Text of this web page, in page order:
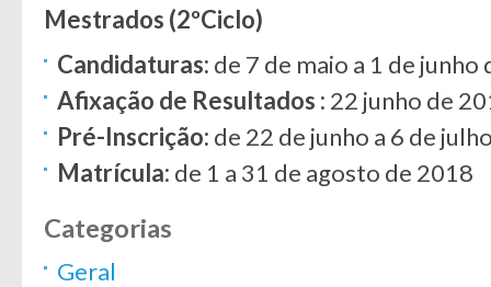
Mestrados (2ºCiclo)
Candidaturas: de 7 de maio a 1 de junho
Afixação de Resultados : 22 junho de
Pré-Inscrição: de 22 de junho a 6 de
Matrícula: de 1 a 31 de agosto de 2018
Categorias
Geral